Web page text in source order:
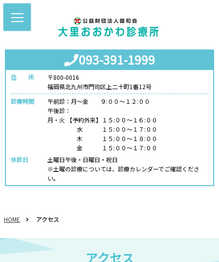
093-391-1999
住 所
〒800-0016
福岡県北九州市門司区上二十町1番12号
診療時間
午前診：月～金 ９:００～１２:００
午後診：
月・火 【予約外来】１５:００～１６:００
水 １５:００～１７:００
木 １５:００～１８:００
金 １５:００～１７:００
休診日
土曜日午後・日曜日・祝日
※土曜の診療については、診療カレンダーでご確認くださ
い。
HOME アクセス
アクセス